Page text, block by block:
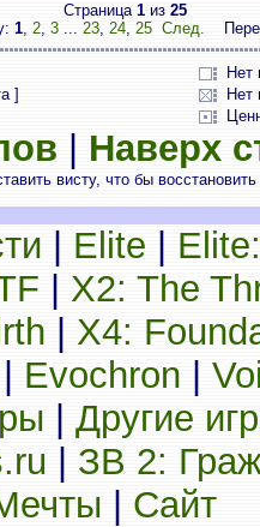
Страница 1из 25
1, 2, 3 ... 23, 24, 25 След.
Нет
]
Нет
Наверх
висту, что бы
Elite
X2: The
X4:
Evochron
Другие
ЗВ 2:
Сайт